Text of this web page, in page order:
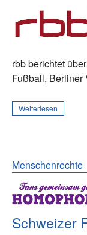
rbb berichtet
Fußball, Berliner
Weiterlesen
Menschenrechte
Schweizer